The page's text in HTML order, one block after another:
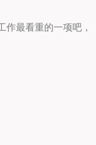
作最看重的一项吧，